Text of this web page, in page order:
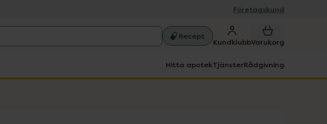
Företagskund
Recept
KundklubbVarukorg
Hitta apotekTjänsterRådgivning